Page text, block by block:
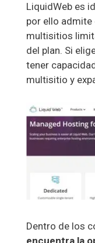
LiquidWeb es
por ello admite
multisitios
del plan. Si
tener
multisitio y
Dentro de los
encuentra la